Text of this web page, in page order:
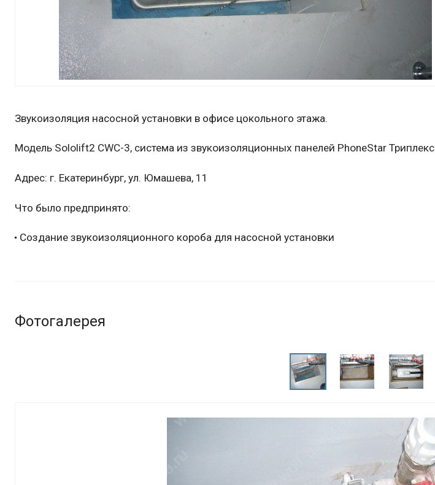
Звукоизоляция насосной установки в офисе цокольного этажа.
Модель Sololift2 СWC-3, система из звукоизоляционных панелей PhoneStar Триплекс
Адрес: г. Екатеринбург, ул. Юмашева, 11
Что было предпринято:
Создание звукоизоляционного короба для насосной установки
Фотогалерея